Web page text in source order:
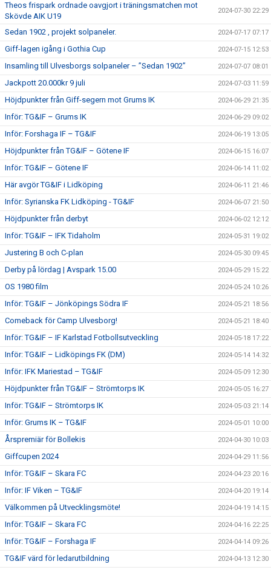
Theos frispark ordnade oavgjort i träningsmatchen mot
Skövde AIK U19
2024-07-30 22:29
Sedan 1902 , projekt solpaneler. 2024-07-17 07:17
Giff-lagen igång i Gothia Cup 2024-07-15 12:53
Insamling till Ulvesborgs solpaneler – ”Sedan 1902” 2024-07-07 08:01
Jackpott 20.000kr 9 juli 2024-07-03 11:59
Höjdpunkter från Giff-segern mot Grums IK 2024-06-29 21:35
Inför: TG&IF – Grums IK 2024-06-29 09:02
Inför: Forshaga IF – TG&IF 2024-06-19 13:05
Höjdpunkter från TG&IF – Götene IF 2024-06-15 16:07
Inför: TG&IF – Götene IF 2024-06-14 11:02
Här avgör TG&IF i Lidköping 2024-06-11 21:46
Inför: Syrianska FK Lidköping - TG&IF 2024-06-07 21:50
Höjdpunkter från derbyt 2024-06-02 12:12
Inför: TG&IF – IFK Tidaholm 2024-05-31 19:02
Justering B och C-plan 2024-05-30 09:45
Derby på lördag | Avspark 15.00 2024-05-29 15:22
OS 1980 film 2024-05-24 10:26
Inför: TG&IF – Jönköpings Södra IF 2024-05-21 18:56
Comeback för Camp Ulvesborg! 2024-05-21 18:40
Inför: TG&IF – IF Karlstad Fotbollsutveckling 2024-05-18 17:22
Inför: TG&IF – Lidköpings FK (DM) 2024-05-14 14:32
Inför: IFK Mariestad – TG&IF 2024-05-09 12:30
Höjdpunkter från TG&IF – Strömtorps IK 2024-05-05 16:27
Inför: TG&IF – Strömtorps IK 2024-05-03 21:14
Inför: Grums IK – TG&IF 2024-05-01 10:00
Årspremiär för Bollekis 2024-04-30 10:03
Giffcupen 2024 2024-04-29 11:56
Inför: TG&IF – Skara FC 2024-04-23 20:16
Inför: IF Viken – TG&IF 2024-04-20 19:14
Välkommen på Utvecklingsmöte! 2024-04-19 14:15
Inför: TG&IF – Skara FC 2024-04-16 22:25
Inför: TG&IF – Forshaga IF 2024-04-14 09:26
TG&IF värd för ledarutbildning 2024-04-13 12:30